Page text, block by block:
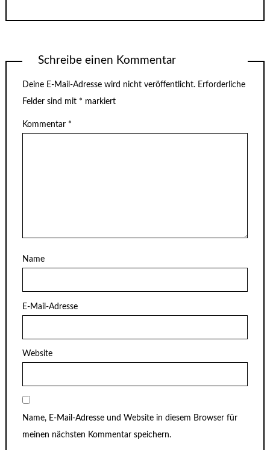
Schreibe einen Kommentar
Deine E-Mail-Adresse wird nicht veröffentlicht. Erforderliche
Felder sind mit * markiert
Kommentar *
Name
E-Mail-Adresse
Website
Name, E-Mail-Adresse und Website in diesem Browser für
meinen nächsten Kommentar speichern.